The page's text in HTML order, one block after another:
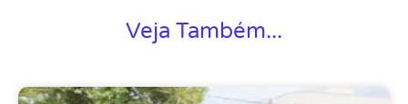
Veja Também...